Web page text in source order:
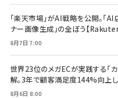
「楽天市場」がAI戦略を公開。「AI
ナー画像生成」の全ぼう【
8月7日 7:00
世界23位のメガECが実践する「
解。3年で顧客満足度144%向上
8月6日 8:00